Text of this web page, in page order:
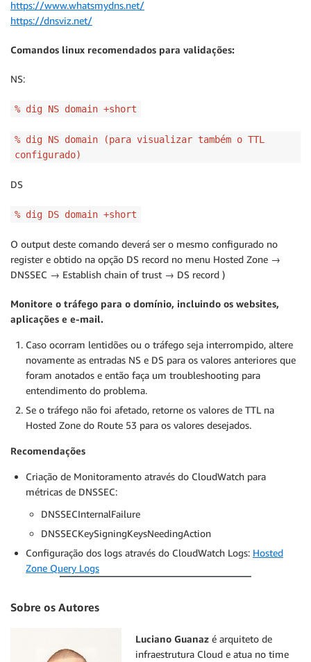
https://www.whatsmydns.net/
https://dnsviz.net/
Comandos linux recomendados para validações:
NS:
% dig NS domain +short
% dig NS domain (para visualizar também o TTL
configurado)
DS
% dig DS domain +short
O output deste comando deverá ser o mesmo configurado no
register e obtido na opção DS record no menu Hosted Zone →
DNSSEC → Establish chain of trust → DS record )
Monitore o tráfego para o domínio, incluindo os websites,
aplicações e e-mail.
Caso ocorram lentidões ou o tráfego seja interrompido, altere
novamente as entradas NS e DS para os valores anteriores que
foram anotados e então faça um troubleshooting para
entendimento do problema.
Se o tráfego não foi afetado, retorne os valores de TTL na
Hosted Zone do Route 53 para os valores desejados.
Recomendações
Criação de Monitoramento através do CloudWatch para
métricas de DNSSEC:
DNSSECInternalFailure
DNSSECKeySigningKeysNeedingAction
Configuração dos logs através do CloudWatch Logs: Hosted
Zone Query Logs
Sobre os Autores
Luciano Guanaz é arquiteto de
infraestrutura Cloud e atua no time